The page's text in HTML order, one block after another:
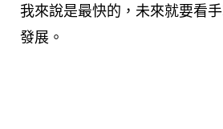
我來說是最快的，未來就要看
發展。